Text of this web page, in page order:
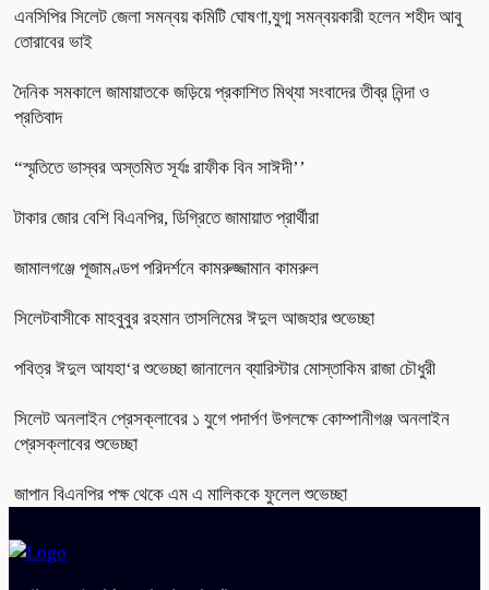
এনসিপির সিলেট জেলা সমন্বয় কমিটি ঘোষণা,যুগ্ম সমন্বয়কারী হলেন শহীদ আবু
তোরাবের ভাই
দৈনিক সমকালে জামায়াতকে জড়িয়ে প্রকাশিত মিথ্যা সংবাদের তীব্র নিন্দা ও
প্রতিবাদ
“স্মৃতিতে ভাস্বর অস্তমিত সূর্যঃ রাফীক বিন সাঈদী’’
টাকার জোর বেশি বিএনপির, ডিগ্রিতে জামায়াত প্রার্থীরা
জামালগঞ্জে পূজামণ্ডপ পরিদর্শনে কামরুজ্জামান কামরুল
সিলেটবাসীকে মাহবুবুর রহমান তাসলিমের ঈদুল আজহার শুভেচ্ছা
পবিত্র ঈদুল আযহা‘র শুভেচ্ছা জানালেন ব্যারিস্টার মোস্তাকিম রাজা চৌধুরী
সিলেট অনলাইন প্রেসক্লাবের ১ যুগে পদার্পণ উপলক্ষে কোম্পানীগঞ্জ অনলাইন
প্রেসক্লাবের শুভেচ্ছা
জাপান বিএনপির পক্ষ থেকে এম এ মালিককে ফুলেল শুভেচ্ছা